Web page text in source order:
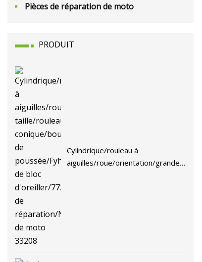
Pièces de réparation de moto
PRODUIT
Cylindrique/rouleau à
aiguilles/roue/orientation/grande